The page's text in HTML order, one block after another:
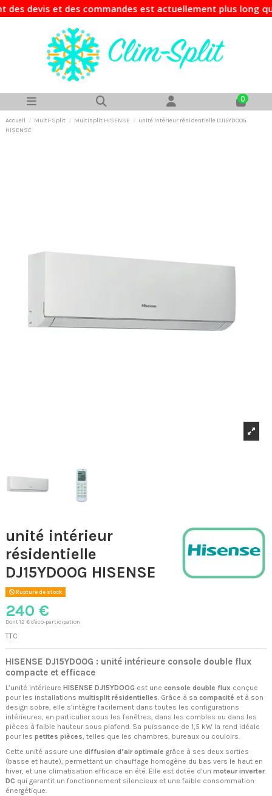
et des commandes est actuellement plus long que
0
Accueil Multi-Split Multisplit HISENSE
unité intérieur résidentielle DJ15YDOOG
HISENSE
unité intérieur
résidentielle
DJ15YDOOG HISENSE
Rupture de stock
240 €
Dont 12 € d'éco-participation
TTC
HISENSE DJ15YDOOG : unité intérieure console double flux
compacte et efficace
L’unité intérieure HISENSE DJ15YDOOG est une console double flux conçue
pour les installations multisplit résidentielles . Grâce à sa compacité et à son
design sobre, elle s’intègre facilement dans toutes les configurations
intérieures, en particulier sous les fenêtres, dans les combles ou dans les
pièces à faible hauteur sous plafond. Sa puissance de 1,5 kW la rend idéale
pour les petites pièces , telles que les chambres, bureaux ou couloirs.
Cette unité assure une diffusion d’air optimale grâce à ses deux sorties
(basse et haute), permettant un chauffage homogène du bas vers le haut en
hiver, et une climatisation efficace en été. Elle est dotée d’un moteur inverter
DC qui garantit un fonctionnement silencieux et une faible consommation
énergétique.